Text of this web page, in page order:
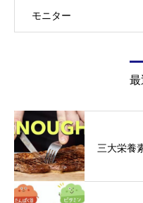
モニター
最
三大栄養